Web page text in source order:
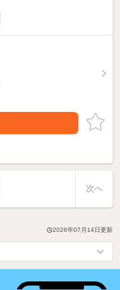
次へ
2026年07月14日更新